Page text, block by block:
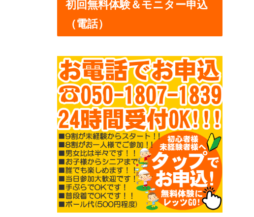
初回無料体験＆モニター申込
（電話）